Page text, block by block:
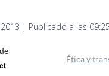
| Publicado a las 09:25
Ética y